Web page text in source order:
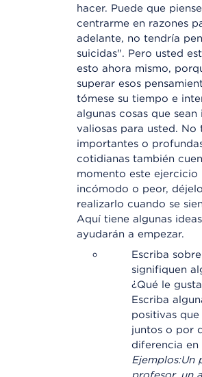
hacer. Puede que
centrarme en razones
adelante, no tendría
suicidas". Pero usted
esto ahora mismo,
superar esos
tómese su tiempo e
algunas cosas que
valiosas para usted. No
importantes o
cotidianas también
momento este ejercicio
incómodo o peor,
realizarlo cuando se
Aquí tiene algunas
ayudarán a empezar.
Escriba
signifiquen
¿Qué le
Escriba
positivas
juntos o por
diferencia en
Ejemplos:Un